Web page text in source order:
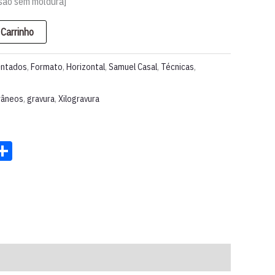
, Formato, Horizontal, Samuel Casal, Técnicas,
, gravura, Xilogravura